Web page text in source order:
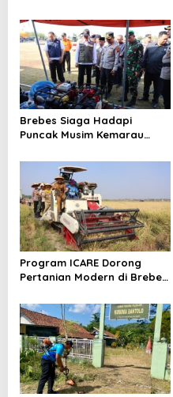
Dokter Sebelum Berkunjung
Brebes Siaga Hadapi
Puncak Musim Kemarau
Kesiapsiagaan Bencana dan
Karhutla
Program ICARE Dorong
Pertanian Modern di Brebes,
Tembus 10,2 Ton per Hektare